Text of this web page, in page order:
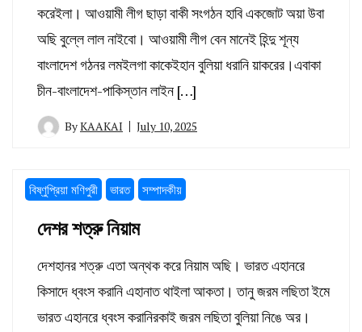
করেইলা। আওয়ামী লীগ ছাড়া বাকী সংগঠন হাবি একজোট অয়া উবা
অছি বুল্লে লাল নাইবো। আওয়ামী লীগ বেন মানেই হিন্দু শূন্য
বাংলাদেশ গঠনর লমইলগা কাকেইহান বুলিয়া ধরানি য়াকরের।এবাকা
চীন-বাংলাদেশ-পাকিস্তান লাইন […]
ByKAAKAI July 10, 2025
বিষ্ণুপ্রিয়া মণিপুরী ভারত সম্পাদকীয়
দেশর শত্রু নিয়াম
দেশহানর শত্রু এতা অন্থক করে নিয়াম অছি। ভারত এহানরে
কিসাদে ধ্বংস করানি এহানাত থাইলা আকতা। তানু জরম লছিতা ইমে
ভারত এহানরে ধ্বংস করানিরকাই জরম লছিতা বুলিয়া নিঙে অর।